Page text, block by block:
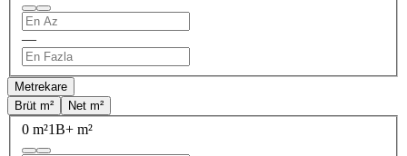
—
Metrekare
Brüt m²
Net m²
0 m²1B+ m²